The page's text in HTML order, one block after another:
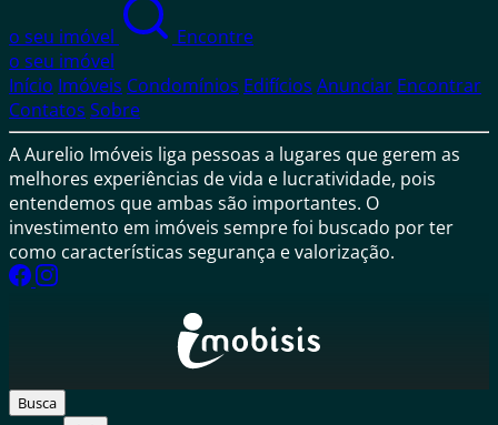
o seu imóvel
Encontre
o seu imóvel
Início Imóveis Condomínios Edifícios Anunciar Encontrar
Contatos Sobre
A Aurelio Imóveis liga pessoas a lugares que gerem as
melhores experiências de vida e lucratividade, pois
entendemos que ambas são importantes. O
investimento em imóveis sempre foi buscado por ter
como características segurança e valorização.
Busca